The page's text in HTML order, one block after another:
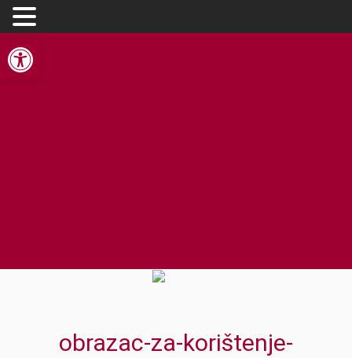
Open toolbar
obrazac-za-korištenje-